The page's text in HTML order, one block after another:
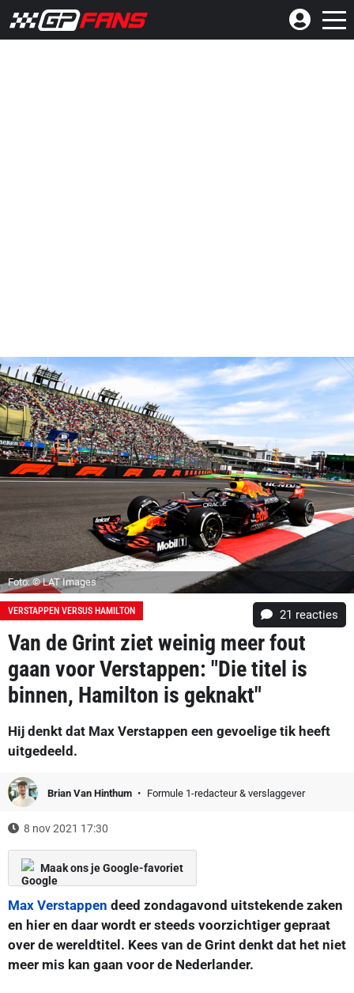
Foto: © LAT Images
VERSTAPPEN VERSUS HAMILTON 21 reacties
Van de Grint ziet weinig meer fout
gaan voor Verstappen: "Die titel is
binnen, Hamilton is geknakt"
Hij denkt dat Max Verstappen een gevoelige tik heeft
uitgedeeld.
Brian Van Hinthum Formule 1-redacteur & verslaggever
8 nov 2021 17:30
Maak ons je Google-favoriet
Max Verstappen deed zondagavond uitstekende zaken
en hier en daar wordt er steeds voorzichtiger gepraat
over de wereldtitel. Kees van de Grint denkt dat het niet
meer mis kan gaan voor de Nederlander.